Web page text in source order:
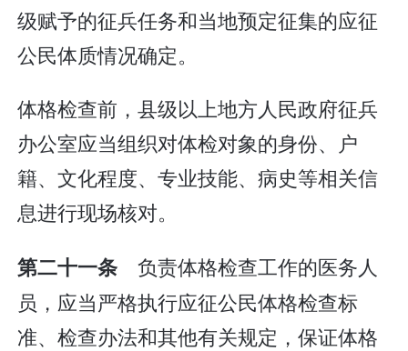
级赋予的征兵任务和当地预定征集的应征
公民体质情况确定。
体格检查前，县级以上地方人民政府征兵
办公室应当组织对体检对象的身份、户
籍、文化程度、专业技能、病史等相关信
息进行现场核对。
第二十一条 负责体格检查工作的医务人
员，应当严格执行应征公民体格检查标
准、检查办法和其他有关规定，保证体格